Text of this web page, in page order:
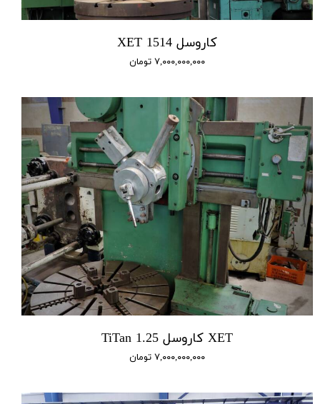
کاروسل 1514 XET
۷,۰۰۰,۰۰۰,۰۰۰ تومان
XET کاروسل 1.25 TiTan
۷,۰۰۰,۰۰۰,۰۰۰ تومان